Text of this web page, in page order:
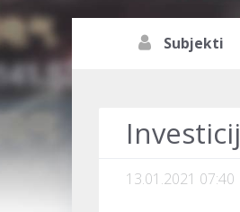
Subjekti
13.01.2021 07:40